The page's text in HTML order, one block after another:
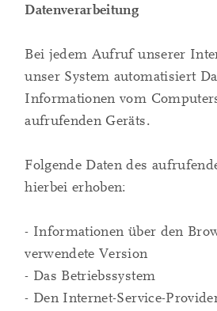
Datenverarbeitung
Bei jedem Aufruf unserer
unser System automatisiert
Informationen vom
aufrufenden Geräts.
Folgende Daten des
hierbei erhoben:
- Informationen über den
verwendete Version
- Das Betriebssystem
- Den Internet-Service-